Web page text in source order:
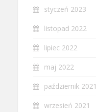
styczeń 2023
listopad 2022
lipiec 2022
maj 2022
październik 2021
wrzesień 2021